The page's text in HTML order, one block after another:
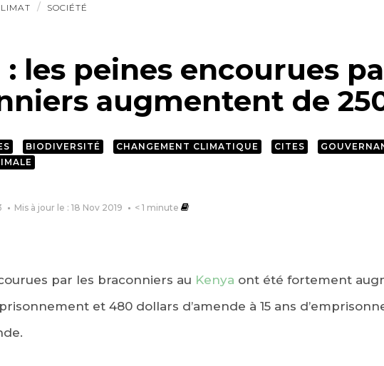
SOCIÉTÉ
: les peines encourues
augmentent de
BIODIVERSITÉ CHANGEMENT CLIMATIQUE CITES
Mis à jour le : 18 Nov 2019 < 1 minute
par les braconniers au Kenya ont été fortement
et 480 dollars d’amende à 15 ans